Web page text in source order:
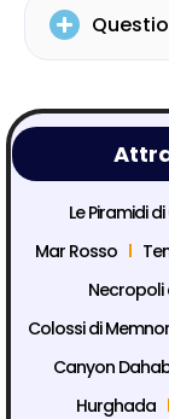
Le Piramidi
Mar Rosso
Necropoli
Colossi di
Canyon
Hurghada